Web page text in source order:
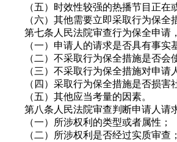
（五）时效性较强的热播节目正在或
（六）其他需要立即采取行为保全措
第七条人民法院审查行为保全申请，
（一）申请人的请求是否具有事实基
（二）不采取行为保全措施是否会使
（三）不采取行为保全措施对申请人
（四）采取行为保全措施是否损害社
（五）其他应当考量的因素。
第八条人民法院审查判断申请人请求
（一）所涉权利的类型或者属性；
（二）所涉权利是否经过实质审查；